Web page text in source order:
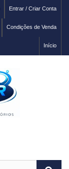
Entrar / Criar Conta
Condições de Venda
Início